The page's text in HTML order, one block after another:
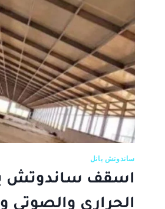
ساندوتش بانل
اسقف ساندوتش
الحراري والصوتي